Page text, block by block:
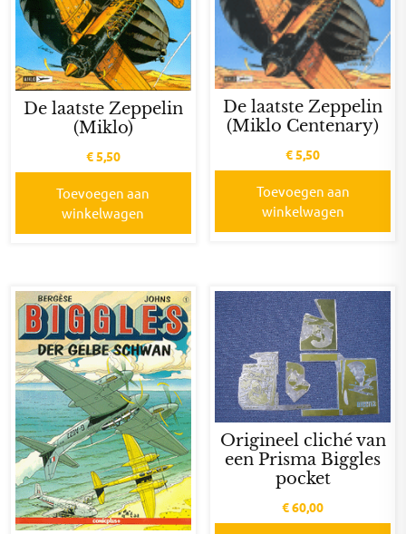
De laatste Zeppelin
(Miklo)
€5,50
Toevoegen aan
winkelwagen
De laatste Zeppelin
(Miklo Centenary)
€5,50
Toevoegen aan
winkelwagen
Origineel cliché van
een Prisma Biggles
pocket
€60,00